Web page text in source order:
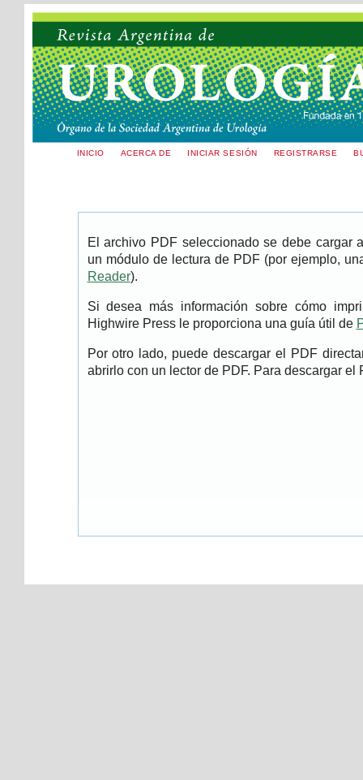
INICIO ACERCA DE INICIAR SESIÓN REGISTRARSE
El archivo PDF seleccionado se debe cargar
un módulo de lectura de PDF (por ejemplo,
Reader).
Si desea más información sobre cómo
Highwire Press le proporciona una guía útil de
Por otro lado, puede descargar el PDF
abrirlo con un lector de PDF. Para descargar el